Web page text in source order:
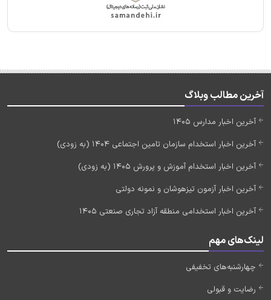
آخرین مطالب وبلاگ
آخرین اخبار مدارس 1405
آخرین اخبار استخدام سازمان تامین اجتماعی 1404 (به زودی)
آخرین اخبار استخدام آموزش و پرورش 1405 (به زودی)
آخرین اخبار آزمون تیزهوشان و نمونه دولتی
آخرین اخبار استخدامی منطقه آزاد تجاری صنعتی 1405
لینک‌های مهم
چهارشنبه‌های تخفیفی
رضایت و قبولی